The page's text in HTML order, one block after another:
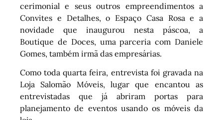
cerimonial e seus outros empreendimentos a
Convites e Detalhes, o Espaço Casa Rosa e a
novidade que inaugurou nesta páscoa, a
Boutique de Doces, uma parceria com Daniele
Gomes, também irmã das empresárias.
Como toda quarta feira, entrevista foi gravada na
Loja Salomão Móveis, lugar que encantou as
entrevistadas que já abriram portas para
planejamento de eventos usando os móveis da